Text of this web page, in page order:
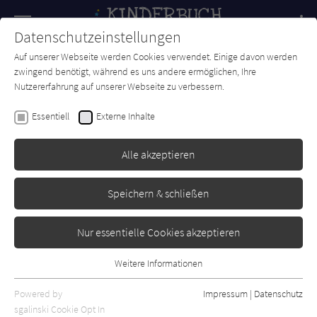
SUCHE Forum Charts Newsletter
Kristina Andres
Inspektor Dilemma
Erschienen: Februar 2023
0
Datenschutzeinstellungen
Auf unserer Webseite werden Cookies verwendet. Einige davon werden
zwingend benötigt, während es uns andere ermöglichen, Ihre
Nutzererfahrung auf unserer Webseite zu verbessern.
Essentiell Externe Inhalte
Alle akzeptieren
Speichern & schließen
Nur essentielle Cookies akzeptieren
Essentielle Cookies werden für grundlegende Funktionen der
Webseite benötigt. Dadurch ist gewährleistet, dass die Webseite
Weitere Informationen
Powered by
sgalinski Cookie Opt In
Impressum | Datenschutz